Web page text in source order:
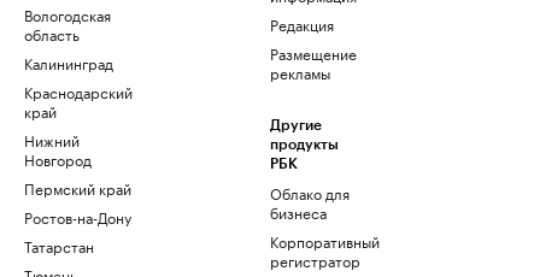
Вологодская
область
Калининград
Краснодарский
край
Нижний
Новгород
Пермский край
Ростов-на-Дону
Татарстан
Редакция
Размещение
рекламы
Другие
продукты
РБК
Облако для
бизнеса
Корпоративный
регистратор